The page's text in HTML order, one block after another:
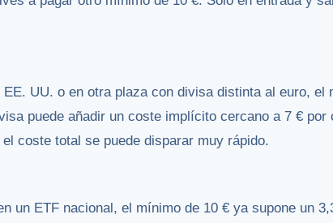
UU. o en otra plaza con divisa distinta al euro, el
puede añadir un coste implícito cercano a 7 € por
coste total se puede disparar muy rápido.
un ETF nacional, el mínimo de 10 € ya supone un